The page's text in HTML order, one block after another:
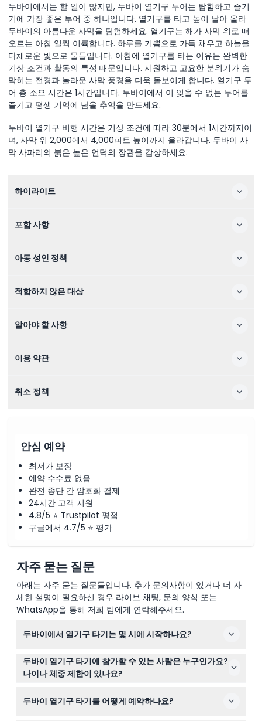
두바이에서는 할 일이 많지만, 두바이 열기구 투어는 탐험하고 즐기
기에 가장 좋은 투어 중 하나입니다. 열기구를 타고 높이 날아 올라
두바이의 아름다운 사막을 탐험하세요. 열기구는 해가 사막 위로 떠
오르는 아침 일찍 이륙합니다. 하루를 기쁨으로 가득 채우고 하늘을
다채로운 빛으로 물들입니다. 아침에 열기구를 타는 이유는 완벽한
기상 조건과 활동의 특성 때문입니다. 시원하고 고요한 분위기가 숨
막히는 전경과 놀라운 사막 풍경을 더욱 돋보이게 합니다. 열기구 투
어 총 소요 시간은 1시간입니다. 두바이에서 이 잊을 수 없는 투어를
즐기고 평생 기억에 남을 추억을 만드세요.
두바이 열기구 비행 시간은 기상 조건에 따라 30분에서 1시간까지이
며, 사막 위 2,000에서 4,000피트 높이까지 올라갑니다. 두바이 사
막 사파리의 붉은 높은 언덕의 장관을 감상하세요.
하이라이트
포함 사항
아동 성인 정책
적합하지 않은 대상
알아야 할 사항
이용 약관
취소 정책
안심 예약
최저가 보장
예약 수수료 없음
완전 종단 간 암호화 결제
24시간 고객 지원
4.8/5 ⭐ Trustpilot 평점
구글에서 4.7/5 ⭐ 평가
자주 묻는 질문
아래는 자주 묻는 질문들입니다. 추가 문의사항이 있거나 더 자
세한 설명이 필요하신 경우 라이브 채팅, 문의 양식 또는
WhatsApp을 통해 저희 팀에게 연락해주세요.
두바이에서 열기구 타기는 몇 시에 시작하나요?
픽업은 보통 새벽 3시 30분에서 4시 사이에 이루어지며, 사
막 위 일출을 감상할 수 있습니다. 전체 체험 시간은 약 4~5
시간(변경될 수 있으니 예약 시 확인 바랍니다).
두바이 열기구 타기에 참가할 수 있는 사람은 누구인가요?
나이나 체중 제한이 있나요?
가합니다. 60세 이상 참가자는 서약서에 서명해야 하며, 체
두바이 열기구 타기를 어떻게 예약하나요?